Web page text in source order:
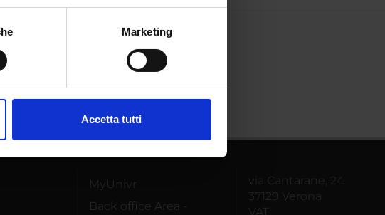
di qualche metro,
cookie.
Marketing
Accetta tutti
MyUnivr
Back office Area -
via Cantarane, 24
37129 Verona
VAT